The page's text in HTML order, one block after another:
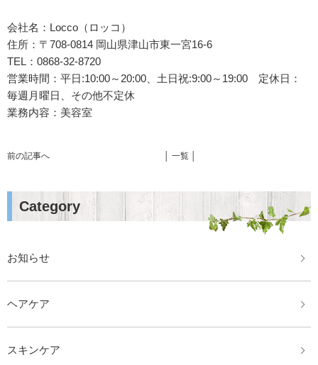
会社名：Locco（ロッコ）
住所：〒708-0814 岡山県津山市東一宮16-6
TEL：0868-32-8720
営業時間：平日:10:00～20:00、土日祝:9:00～19:00 定休日：
毎週月曜日、その他不定休
業務内容：美容室
前の記事へ │ 一覧 │
Category
お知らせ
ヘアケア
スキンケア